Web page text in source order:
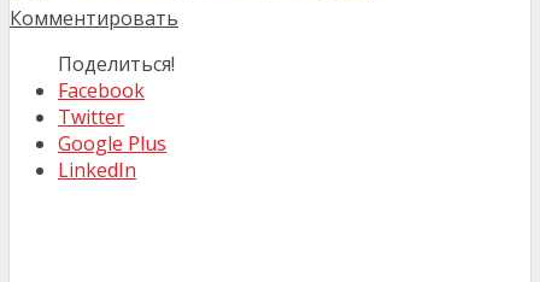
Комментировать
Поделиться!
Facebook
Twitter
Google Plus
LinkedIn